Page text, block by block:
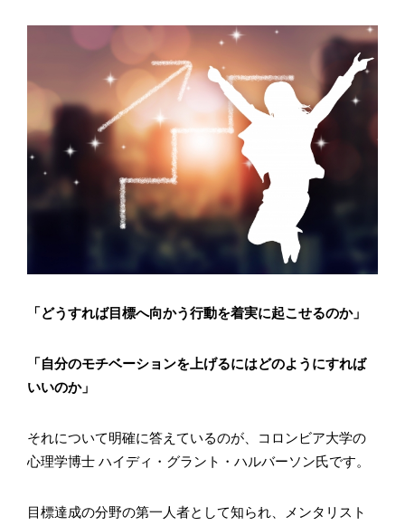
「どうすれば目標へ向かう行動を着実に起こせるのか」
「自分のモチベーションを上げるにはどのようにすれば
いいのか」
それについて明確に答えているのが、コロンビア大学の
心理学博士 ハイディ・グラント・ハルバーソン氏です。
目標達成の分野の第一人者として知られ、メンタリスト